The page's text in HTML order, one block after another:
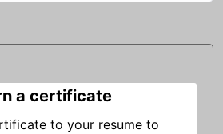
a certificate
to your resume to